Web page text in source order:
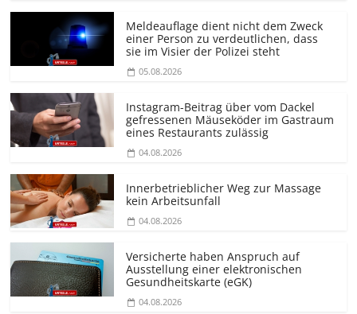
Meldeauflage dient nicht dem Zweck
einer Person zu verdeutlichen, dass
sie im Visier der Polizei steht
05.08.2026
Instagram-Beitrag über vom Dackel
gefressenen Mäuseköder im Gastraum
eines Restaurants zulässig
04.08.2026
Innerbetrieblicher Weg zur Massage
kein Arbeitsunfall
04.08.2026
Versicherte haben Anspruch auf
Ausstellung einer elektronischen
Gesundheitskarte (eGK)
04.08.2026